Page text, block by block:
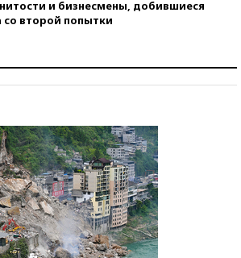
и бизнесмены, добившиеся
со второй попытки